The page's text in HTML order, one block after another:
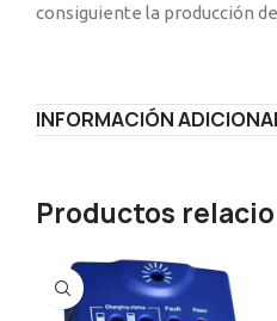
consiguiente la producción
INFORMACIÓN
Productos